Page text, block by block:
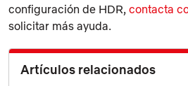
configuración de HDR, contacta
solicitar más ayuda.
Artículos relacionados